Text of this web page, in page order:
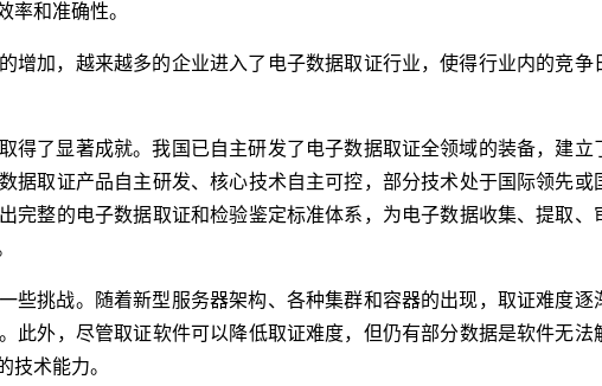
率和准确性。
增加，越来越多的企业进入了电子数据取证行业，使得行业内的竞争
得了显著成就。我国已自主研发了电子数据取证全领域的装备，建立
据取证产品自主研发、核心技术自主可控，部分技术处于国际领先或
完整的电子数据取证和检验鉴定标准体系，为电子数据收集、提取、
些挑战。随着新型服务器架构、各种集群和容器的出现，取证难度逐
此外，尽管取证软件可以降低取证难度，但仍有部分数据是软件无法
技术能力。